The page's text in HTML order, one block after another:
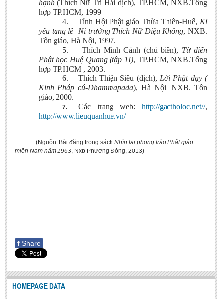
hạnh (Thích Nữ Trí Hải dịch), TP.HCM, NXB.Tổng
hợp TP.HCM, 1999
4.
Tỉnh Hội Phật giáo Thừa Thiên-Huế, Kỉ
yếu tang lễ Ni trưởng Thích Nữ Diệu Không, NXB.
Tôn giáo, Hà Nội, 1997.
5.
Thích Minh Cảnh (chủ biên), Từ điển
Phật học Huệ Quang (tập 1I), TP.HCM, NXB.Tổng
hợp TP.HCM , 2003.
6.
Thích Thiện Siêu (dịch), Lời Phật dạy (
Kinh Pháp cú-Dhammapada), Hà Nội, NXB. Tôn
giáo, 2000.
7. Các trang web:http://gactholoc.net//,
http://www.lieuquanhue.vn/
(Nguồn: Bài đăng trong sách Nhìn lại phong trào Phật giáo
miền Nam năm 1963, Nxb Phương Đông, 2013)
f Share
HOMEPAGE DATA